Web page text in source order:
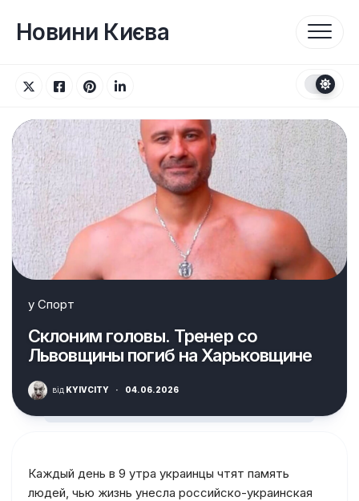
вмістуНовини Києва
у Спорт
Склоним головы. Тренер со
Львовщины погиб на Харьковщине
від KYIVCITY · 04.06.2026
Каждый день в 9 утра украинцы чтят память
людей, чью жизнь унесла российско-украинская